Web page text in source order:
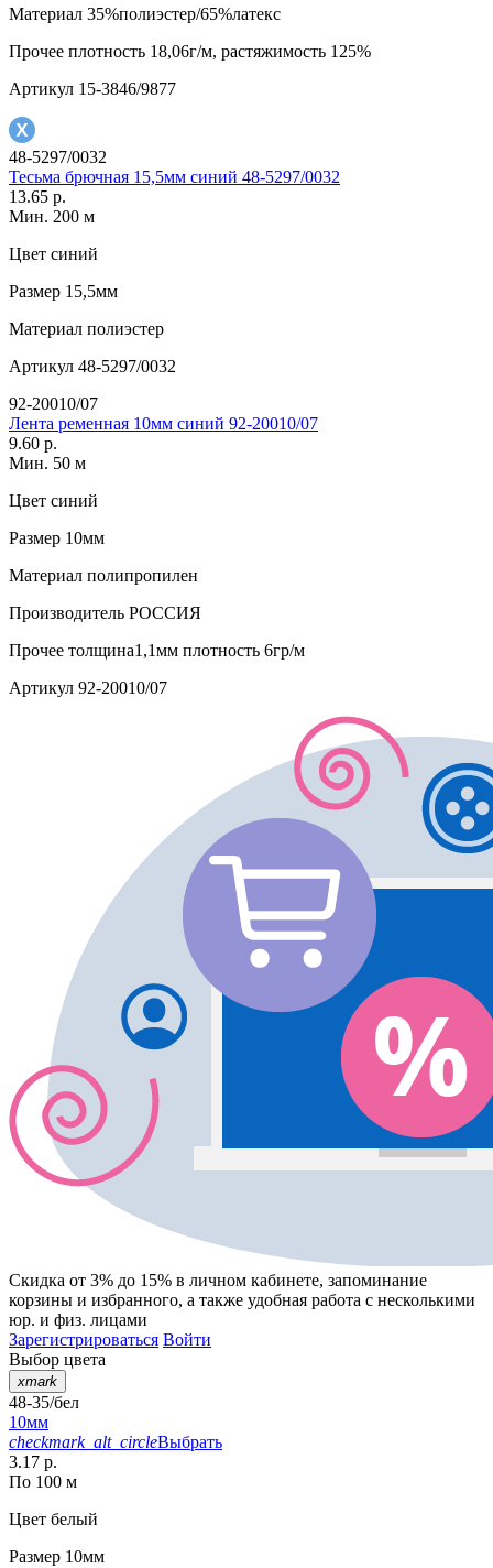
Материал 35%полиэстер/65%латекс
Прочее плотность 18,06г/м, растяжимость 125%
Артикул 15-3846/9877
48-5297/0032
Тесьма брючная 15,5мм синий 48-5297/0032
13.65 р.
Мин. 200 м
Цвет синий
Размер 15,5мм
Материал полиэстер
Артикул 48-5297/0032
92-20010/07
Лента ременная 10мм синий 92-20010/07
9.60 р.
Мин. 50 м
Цвет синий
Размер 10мм
Материал полипропилен
Производитель РОССИЯ
Прочее толщина1,1мм плотность 6гр/м
Артикул 92-20010/07
Скидка от 3% до 15% в личном кабинете, запоминание
корзины и избранного, а также удобная работа с несколькими
юр. и физ. лицами
Зарегистрироваться Войти
Выбор цвета
xmark
48-35/бел
10мм
checkmark_alt_circleВыбрать
3.17 р.
По 100 м
Цвет белый
Размер 10мм